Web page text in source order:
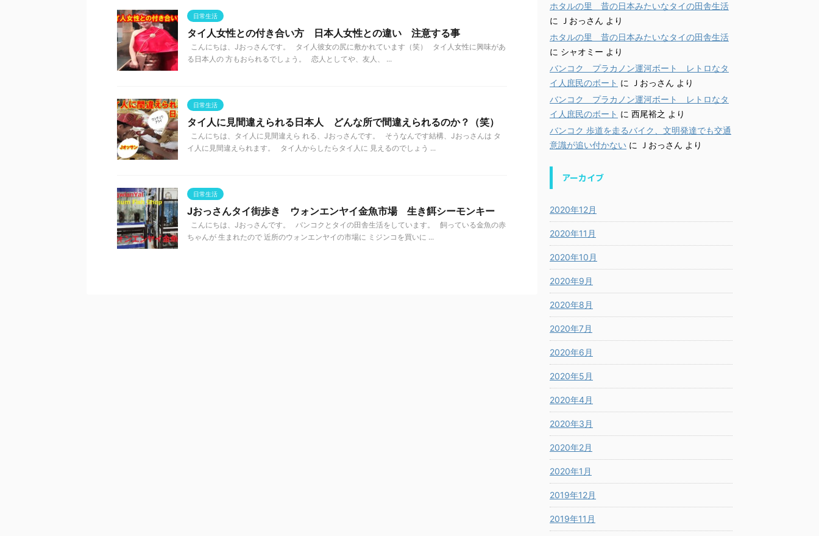
日常生活
タイ人女性との付き合い方 日本人女性との違い 注意する事
こんにちは、Jおっさんです。 タイ人彼女の尻に敷かれています（笑） タイ人女性に興味があ
る日本人の 方もおられるでしょう。 恋人としてや、友人、 ...
日常生活
タイ人に見間違えられる日本人 どんな所で間違えられるのか？（笑）
こんにちは、タイ人に見間違えら れる、Jおっさんです。 そうなんです結構、Jおっさんは タ
イ人に見間違えられます。 タイ人からしたらタイ人に 見えるのでしょう ...
日常生活
Jおっさんタイ街歩き ウォンエンヤイ金魚市場 生き餌シーモンキー
こんにちは、Jおっさんです。 バンコクとタイの田舎生活をしています。 飼っている金魚の赤
ちゃんが 生まれたので 近所のウォンエンヤイの市場に ミジンコを買いに ...
ホタルの里 昔の日本みたいなタイの田舎生活
に
Ｊおっさん より
ホタルの里 昔の日本みたいなタイの田舎生活
に シャオミー より
バンコク プラカノン運河ボート レトロなタ
イ人庶民のボート に Ｊおっさん より
バンコク プラカノン運河ボート レトロなタ
イ人庶民のボート に 西尾裕之 より
バンコク 歩道を走るバイク、文明発達でも交通
意識が追い付かない に Ｊおっさん より
アーカイブ
2020年12月
2020年11月
2020年10月
2020年9月
2020年8月
2020年7月
2020年6月
2020年5月
2020年4月
2020年3月
2020年2月
2020年1月
2019年12月
2019年11月